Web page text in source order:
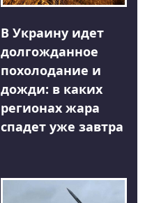
В Украину идет
долгожданное
похолодание и
дожди: в каких
регионах жара
спадет уже завтра